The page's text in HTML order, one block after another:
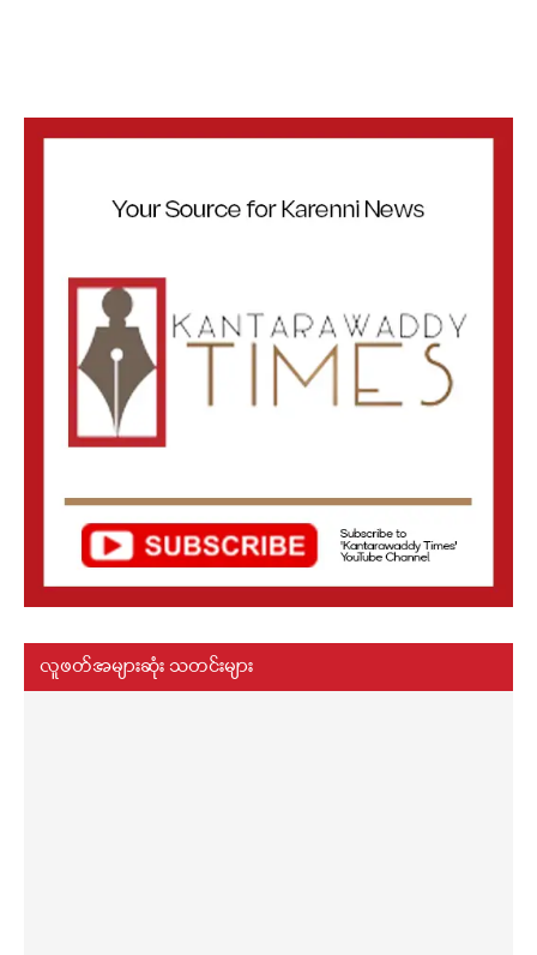
လူဖတ်အများဆုံး သတင်းများ